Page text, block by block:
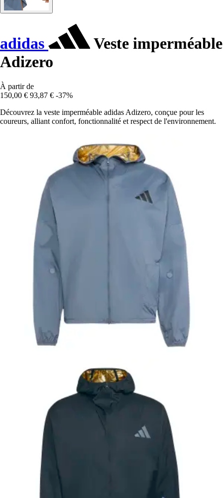
adidas
Veste imperméable
Adizero
À partir de
150,00 € 93,87 € -37%
Découvrez la veste imperméable adidas Adizero, conçue pour les
coureurs, alliant confort, fonctionnalité et respect de l'environnement.